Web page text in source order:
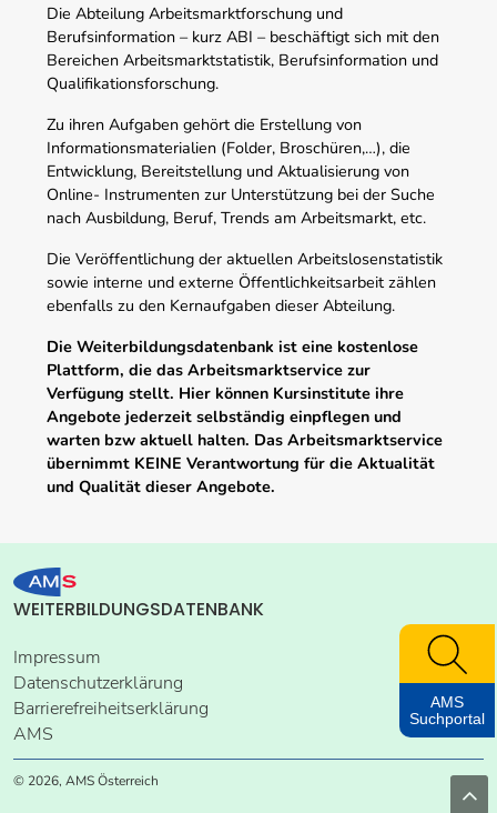
Die Abteilung Arbeitsmarktforschung und
Berufsinformation – kurz ABI – beschäftigt sich mit den
Bereichen Arbeitsmarktstatistik, Berufsinformation und
Qualifikationsforschung.
Zu ihren Aufgaben gehört die Erstellung von
Informationsmaterialien (Folder, Broschüren,…), die
Entwicklung, Bereitstellung und Aktualisierung von
Online- Instrumenten zur Unterstützung bei der Suche
nach Ausbildung, Beruf, Trends am Arbeitsmarkt, etc.
Die Veröffentlichung der aktuellen Arbeitslosenstatistik
sowie interne und externe Öffentlichkeitsarbeit zählen
ebenfalls zu den Kernaufgaben dieser Abteilung.
Die Weiterbildungsdatenbank ist eine kostenlose
Plattform, die das Arbeitsmarktservice zur
Verfügung stellt. Hier können Kursinstitute ihre
Angebote jederzeit selbständig einpflegen und
warten bzw aktuell halten. Das Arbeitsmarktservice
übernimmt KEINE Verantwortung für die Aktualität
und Qualität dieser Angebote.
WEITERBILDUNGSDATENBANK
Impressum
Datenschutzerklärung
Barrierefreiheitserklärung
AMS
© 2026, AMS Österreich
AMS
Suchportal